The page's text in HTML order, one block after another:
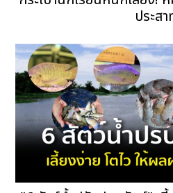
ประสา